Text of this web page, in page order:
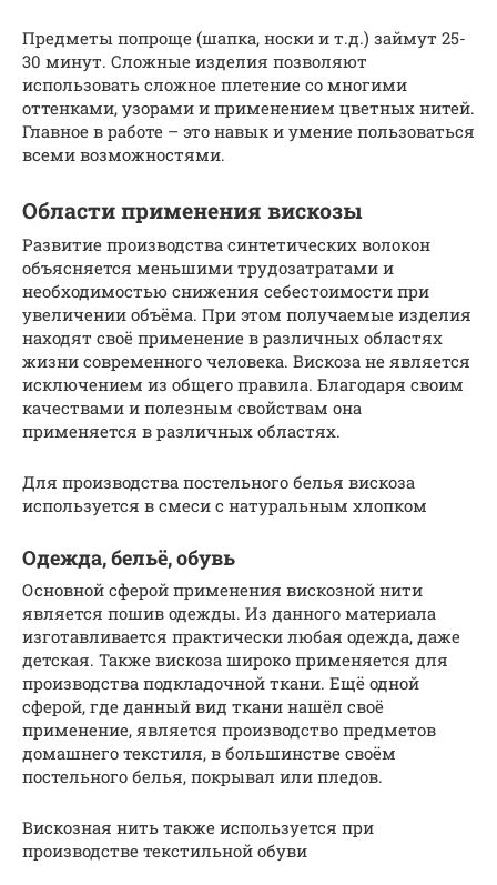
Предметы попроще (шапка, носки и т.д.) займут 25-
30 минут. Сложные изделия позволяют
использовать сложное плетение со многими
оттенками, узорами и применением цветных нитей.
Главное в работе – это навык и умение пользоваться
всеми возможностями.
Области применения вискозы
Развитие производства синтетических волокон
объясняется меньшими трудозатратами и
необходимостью снижения себестоимости при
увеличении объёма. При этом получаемые изделия
находят своё применение в различных областях
жизни современного человека. Вискоза не является
исключением из общего правила. Благодаря своим
качествами и полезным свойствам она
применяется в различных областях.
Для производства постельного белья вискоза
используется в смеси с натуральным хлопком
Одежда, бельё, обувь
Основной сферой применения вискозной нити
является пошив одежды. Из данного материала
изготавливается практически любая одежда, даже
детская. Также вискоза широко применяется для
производства подкладочной ткани. Ещё одной
сферой, где данный вид ткани нашёл своё
применение, является производство предметов
домашнего текстиля, в большинстве своём
постельного белья, покрывал или пледов.
Вискозная нить также используется при
производстве текстильной обуви